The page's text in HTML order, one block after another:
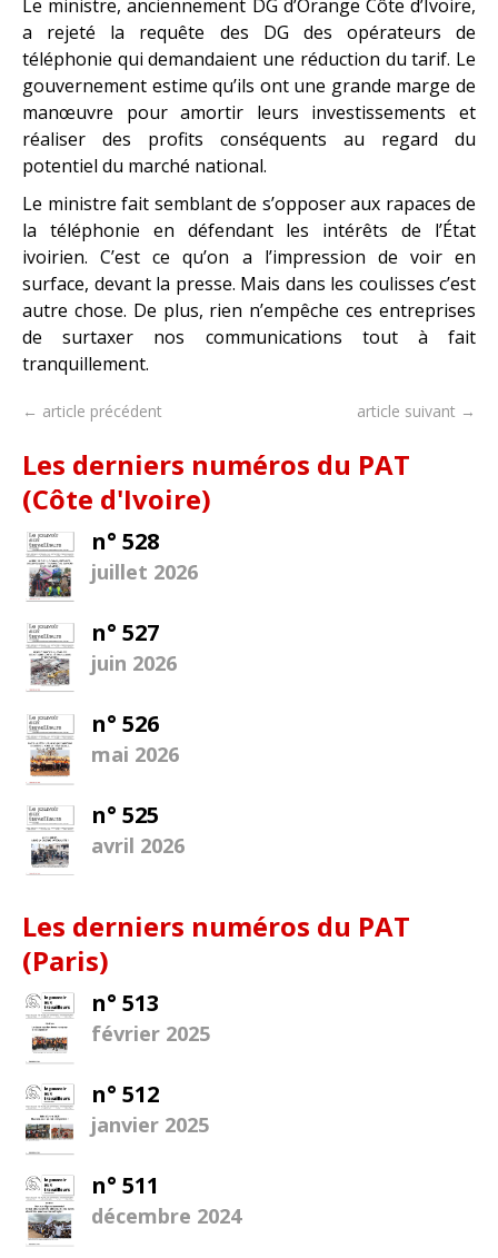
Le ministre, anciennement DG d’Orange Côte d’Ivoire,
a rejeté la requête des DG des opérateurs de
téléphonie qui demandaient une réduction du tarif. Le
gouvernement estime qu’ils ont une grande marge de
manœuvre pour amortir leurs investissements et
réaliser des profits conséquents au regard du
potentiel du marché national.
Le ministre fait semblant de s’opposer aux rapaces de
la téléphonie en défendant les intérêts de l’État
ivoirien. C’est ce qu’on a l’impression de voir en
surface, devant la presse. Mais dans les coulisses c’est
autre chose. De plus, rien n’empêche ces entreprises
de surtaxer nos communications tout à fait
tranquillement.
← article précédent article suivant →
Les derniers numéros du PAT
(Côte d'Ivoire)
n° 528
juillet 2026
n° 527
juin 2026
n° 526
mai 2026
n° 525
avril 2026
Les derniers numéros du PAT
(Paris)
n° 513
février 2025
n° 512
janvier 2025
n° 511
décembre 2024